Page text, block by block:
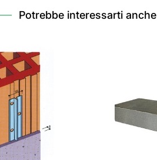
Potrebbe interessarti anche